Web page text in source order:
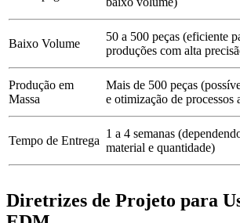
Baixo Volume
50 a 500 peças (eficiente
produções com alta
Produção em
Massa
Mais de 500 peças
e otimização de processos
Tempo de Entrega
1 a 4 semanas
material e quantidade)
Diretrizes de Projeto para